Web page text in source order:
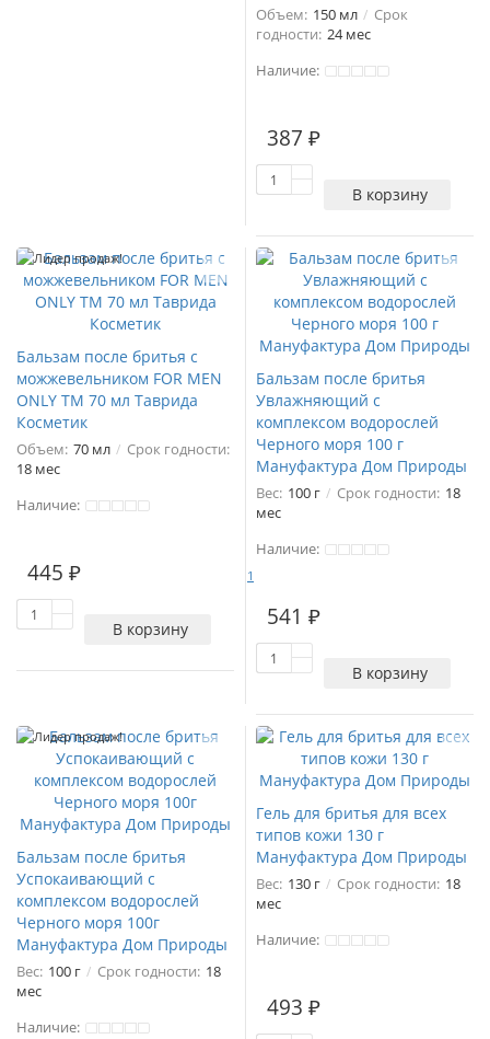
Объем: 150 мл
Срок
годности: 24 мес
Наличие:
387 ₽
В корзину
Лидер продаж!
Бальзам после бритья с
можжевельником FOR MEN
ONLY ТМ 70 мл Таврида
Косметик
Объем: 70 мл
Срок годности:
18 мес
Наличие:
445 ₽
В корзину
Бальзам после бритья
Увлажняющий с
комплексом водорослей
Черного моря 100 г
Мануфактура Дом Природы
Вес: 100 г Срок годности: 18
мес
Наличие:
1
541 ₽
В корзину
Лидер продаж!
Бальзам после бритья
Успокаивающий с
комплексом водорослей
Черного моря 100г
Мануфактура Дом Природы
Вес: 100 г Срок годности: 18
мес
Наличие:
Гель для бритья для всех
типов кожи 130 г
Мануфактура Дом Природы
Вес: 130 г Срок годности: 18
мес
Наличие:
493 ₽